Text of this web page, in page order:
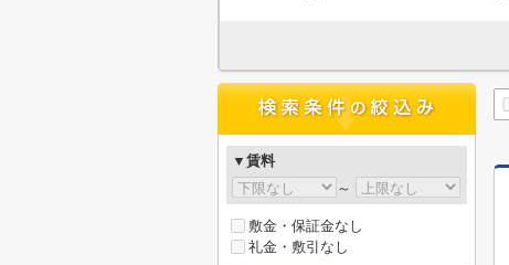
▼賃料
～
敷金・保証金なし
礼金・敷引なし